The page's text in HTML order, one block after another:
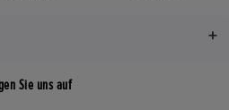
Sie uns auf